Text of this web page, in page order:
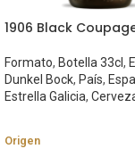
1906 Black
Formato, Botella 33cl,
Dunkel Bock, País,
Estrella Galicia,
Origen